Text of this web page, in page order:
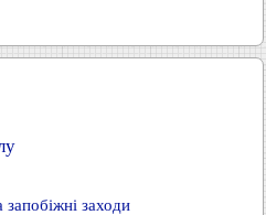
заходи